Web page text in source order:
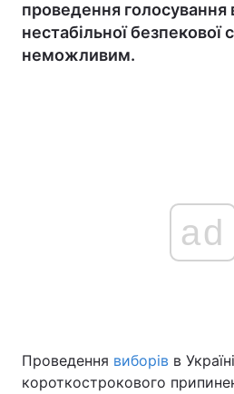
проведення голосування
нестабільної безпекової
неможливим.
ad
Проведення виборів в
короткострокового